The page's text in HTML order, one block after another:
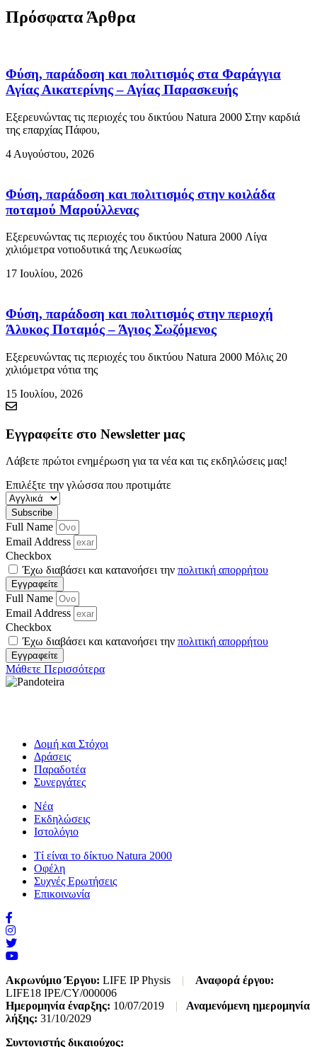
Πρόσφατα Άρθρα
Φύση, παράδοση και πολιτισμός στα Φαράγγια
Αγίας Αικατερίνης – Αγίας Παρασκευής
Εξερευνώντας τις περιοχές του δικτύου Natura 2000 Στην καρδιά
της επαρχίας Πάφου,
4 Αυγούστου, 2026
Φύση, παράδοση και πολιτισμός στην κοιλάδα
ποταμού Μαρούλλενας
Εξερευνώντας τις περιοχές του δικτύου Natura 2000 Λίγα
χιλιόμετρα νοτιοδυτικά της Λευκωσίας
17 Ιουλίου, 2026
Φύση, παράδοση και πολιτισμός στην περιοχή
Άλυκος Ποταμός – Άγιος Σωζόμενος
Εξερευνώντας τις περιοχές του δικτύου Natura 2000 Μόλις 20
χιλιόμετρα νότια της
15 Ιουλίου, 2026
Εγγραφείτε στο Newsletter μας
Λάβετε πρώτοι ενημέρωση για τα νέα και τις εκδηλώσεις μας!
Επιλέξτε την γλώσσα που προτιμάτε
Subscribe
Full Name
Email Address
Checkbox
Έχω διαβάσει και κατανοήσει την πολιτική απορρήτου
Εγγραφείτε
Full Name
Email Address
Checkbox
Έχω διαβάσει και κατανοήσει την πολιτική απορρήτου
Εγγραφείτε
Μάθετε Περισσότερα
Δομή και Στόχοι
Δράσεις
Παραδοτέα
Συνεργάτες
Νέα
Εκδηλώσεις
Ιστολόγιο
Τί είναι το δίκτυο Natura 2000
Οφέλη
Συχνές Ερωτήσεις
Επικοινωνία
Ακρωνύμιο Έργου: LIFE IP Physis |
Αναφορά έργου:
LIFE18 IPE/CY/000006
Ημερομηνία έναρξης: 10/07/2019 |
Αναμενόμενη ημερομηνία
λήξης: 31/10/2029
Συντονιστής δικαιούχος: